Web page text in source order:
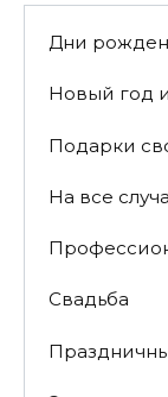
Дни
Новый год
Подарки
На все
Свадьба